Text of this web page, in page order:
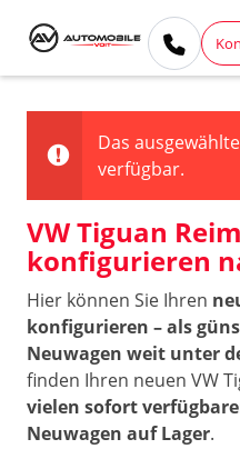
Das
verfügbar.
VW Tiguan
konfigurieren
Hier können Sie Ihren
konfigurieren – als
Neuwagen weit unter
finden Ihren neuen VW
vielen sofort
Neuwagen auf Lager.